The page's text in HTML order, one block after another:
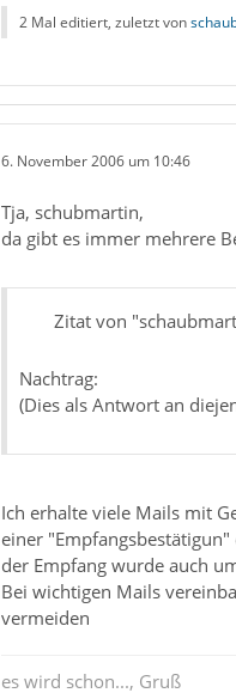
2 Mal editiert, zuletzt von
6. November 2006 um 10:46
Tja, schubmartin,
da gibt es immer mehrere
Zitat von
Nachtrag:
(Dies als Antwort an
Ich erhalte viele Mails mit
einer
der Empfang wurde auch
Bei wichtigen Mails
vermeiden
es wird schon..., Gruß